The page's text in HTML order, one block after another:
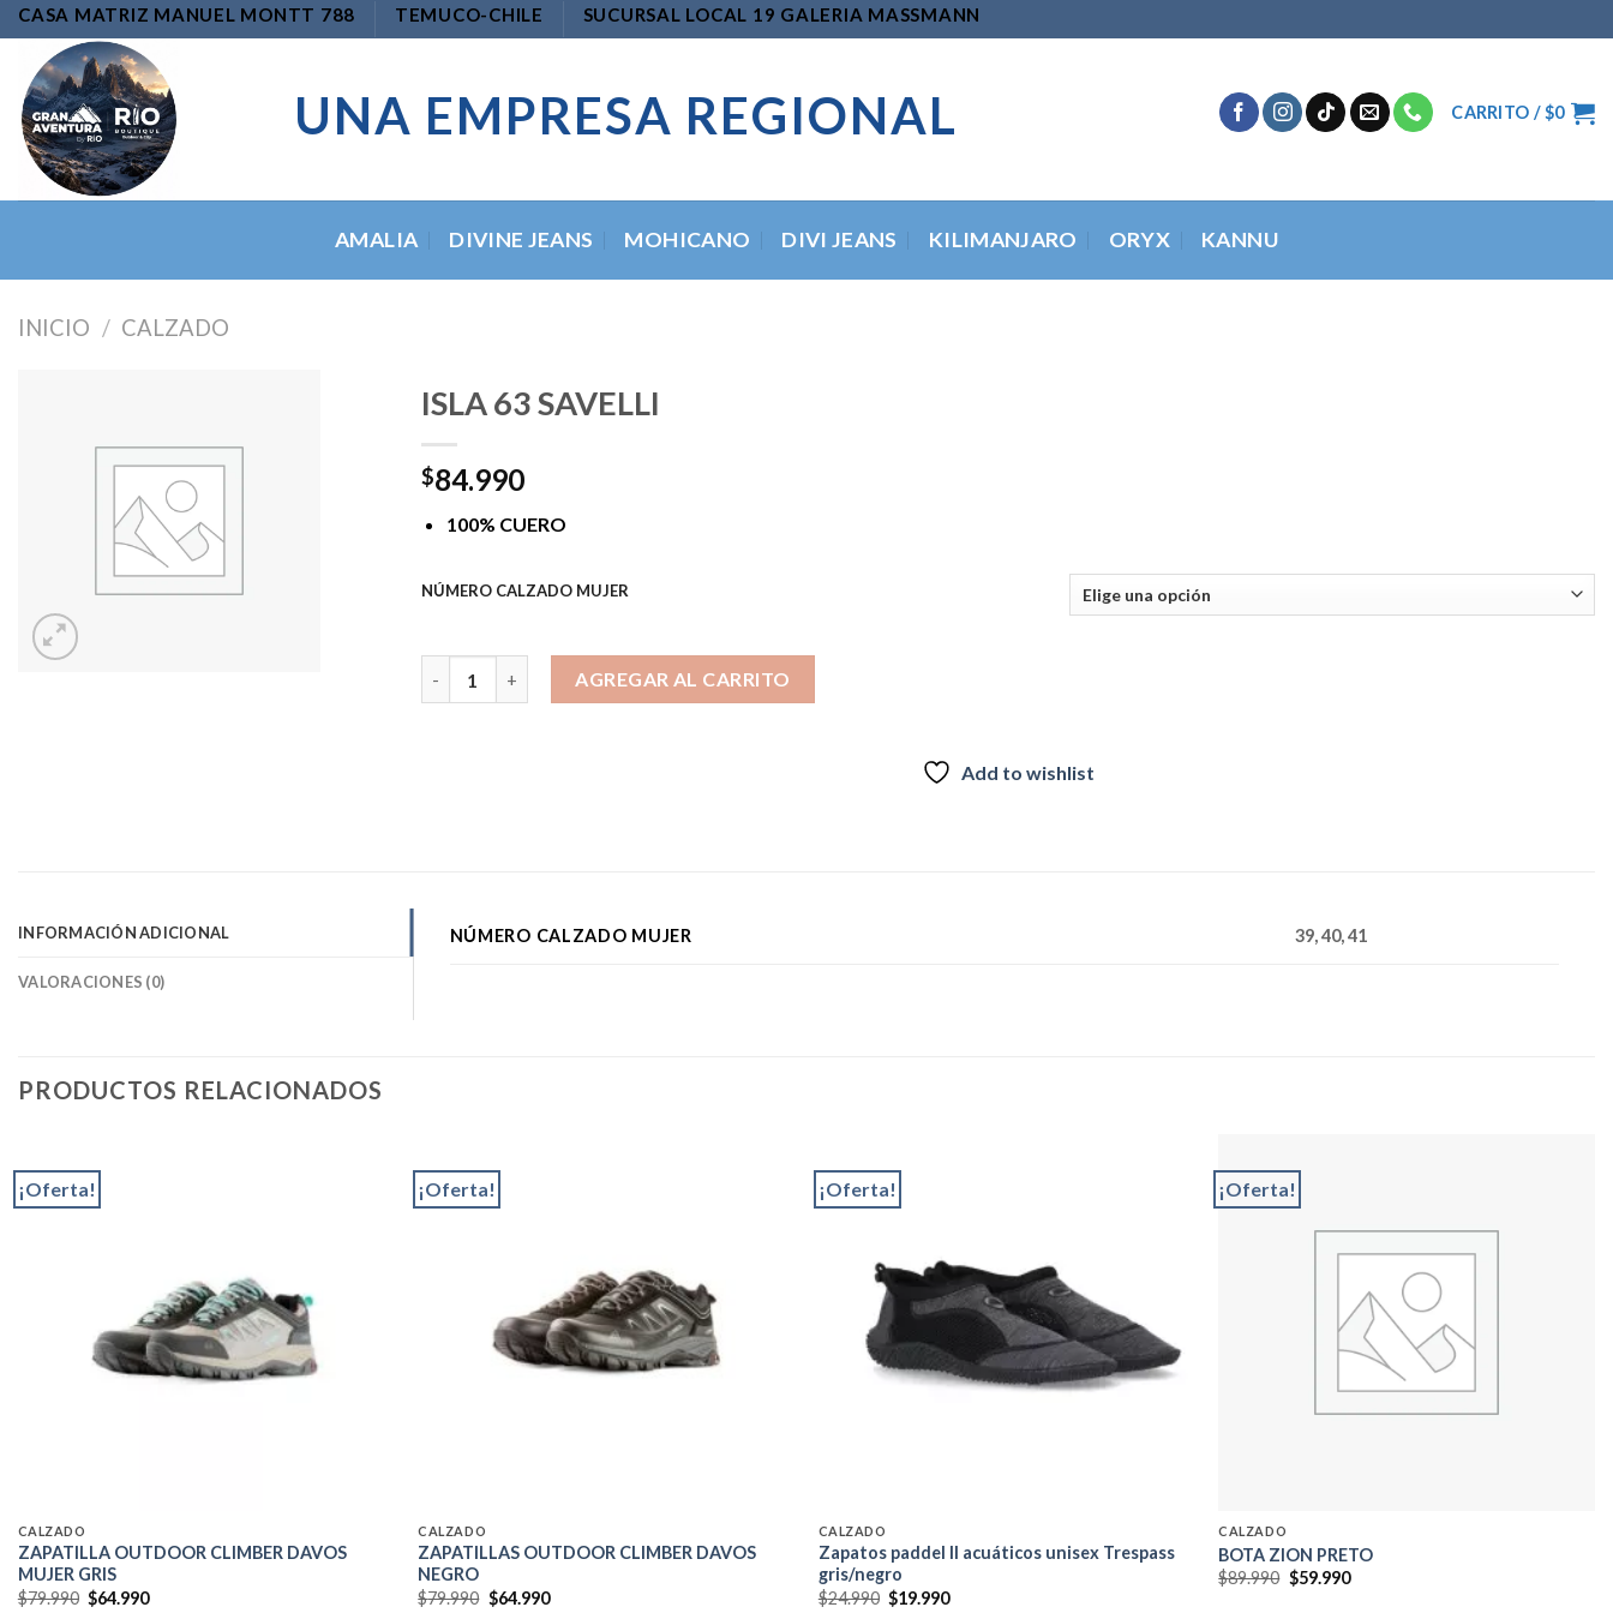
Skip
to
content
CASA MATRIZ MANUEL MONTT 788 TEMUCO-CHILE SUCURSAL LOCAL 19 GALERIA MASSMANN
UNA EMPRESA REGIONAL CARRITO /$0
AMALIA DIVINE JEANS MOHICANO DIVI JEANS KILIMANJARO ORYX KANNU
INICIO / CALZADO
ISLA 63 SAVELLI
$84.990
100% CUERO
NÚMERO CALZADO MUJER
AGREGAR AL CARRITO
Add to wishlist
INFORMACIÓN ADICIONAL
VALORACIONES (0)
NÚMERO CALZADO MUJER 39, 40, 41
PRODUCTOS RELACIONADOS
¡Oferta!
CALZADO
ZAPATILLA OUTDOOR CLIMBER DAVOS
MUJER GRIS
$79.990 El
$64.990El
¡Oferta!
CALZADO
ZAPATILLAS OUTDOOR CLIMBER DAVOS
NEGRO
$79.990 El
$64.990El
¡Oferta!
CALZADO
Zapatos paddel II acuáticos unisex Trespass
gris/negro
$24.990 El
$19.990El
¡Oferta!
CALZADO
BOTA ZION PRETO
$89.990 El
precio
$59.990El